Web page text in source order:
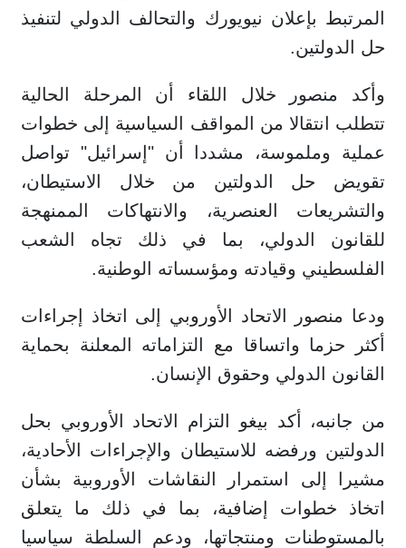
المرتبط بإعلان نيويورك والتحالف الدولي لتنفيذ
حل الدولتين.
وأكد منصور خلال اللقاء أن المرحلة الحالية
تتطلب انتقالا من المواقف السياسية إلى خطوات
عملية وملموسة، مشددا أن "إسرائيل" تواصل
تقويض حل الدولتين من خلال الاستيطان،
والتشريعات العنصرية، والانتهاكات الممنهجة
للقانون الدولي، بما في ذلك تجاه الشعب
الفلسطيني وقيادته ومؤسساته الوطنية.
ودعا منصور الاتحاد الأوروبي إلى اتخاذ إجراءات
أكثر حزما واتساقا مع التزاماته المعلنة بحماية
القانون الدولي وحقوق الإنسان.
من جانبه، أكد بيغو التزام الاتحاد الأوروبي بحل
الدولتين ورفضه للاستيطان والإجراءات الأحادية،
مشيرا إلى استمرار النقاشات الأوروبية بشأن
اتخاذ خطوات إضافية، بما في ذلك ما يتعلق
بالمستوطنات ومنتجاتها، ودعم السلطة سياسيا